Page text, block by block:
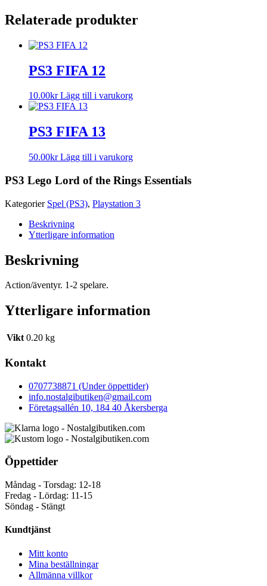
Relaterade produkter
PS3 FIFA 12
10.00kr Lägg till i varukorg
PS3 FIFA 13
50.00kr Lägg till i varukorg
PS3 Lego Lord of the Rings Essentials
Kategorier Spel (PS3), Playstation 3
Beskrivning
Ytterligare information
Beskrivning
Action/äventyr. 1-2 spelare.
Ytterligare information
Vikt 0.20 kg
Kontakt
0707738871 (Under öppettider)
info.nostalgibutiken@gmail.com
Företagsallén 10, 184 40 Åkersberga
Öppettider
Måndag - Torsdag: 12-18
Fredag - Lördag: 11-15
Söndag - Stängt
Kundtjänst
Mitt konto
Mina beställningar
Allmänna villkor